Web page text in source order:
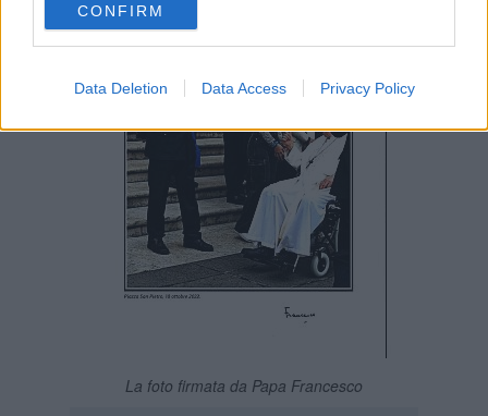
CONFIRM
Data Deletion Data Access Privacy Policy
La foto firmata da Papa Francesco